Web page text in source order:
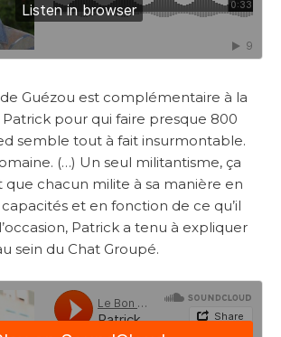
Guézou est complémentaire à la
Patrick pour qui faire presque 800
semble tout à fait insurmontable.
(…) Un seul militantisme, ça
que chacun milite à sa manière en
et en fonction de ce qu’il
Patrick a tenu à expliquer
sein du Chat Groupé.